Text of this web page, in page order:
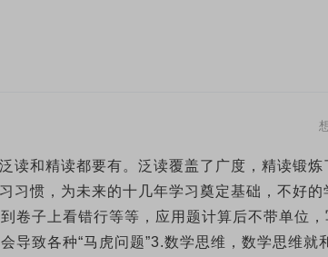
读和精读都要有。泛读覆盖了广度，精读锻炼
习惯，为未来的十几年学习奠定基础，不好的
卷子上看错行等等，应用题计算后不带单位，
致各种“马虎问题”3.数学思维，数学思维就